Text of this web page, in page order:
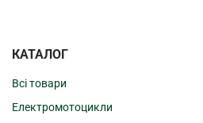
КАТАЛОГ
Всі товари
Електромотоцикли